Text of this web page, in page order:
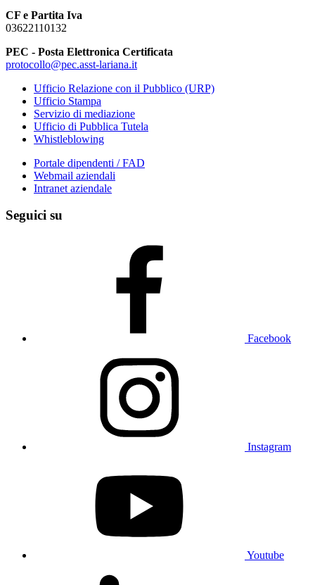
CF e Partita Iva
03622110132
PEC - Posta Elettronica Certificata
protocollo@pec.asst-lariana.it
Ufficio Relazione con il Pubblico (URP)
Ufficio Stampa
Servizio di mediazione
Ufficio di Pubblica Tutela
Whistleblowing
Portale dipendenti / FAD
Webmail aziendali
Intranet aziendale
Seguici su
Facebook
Instagram
Youtube